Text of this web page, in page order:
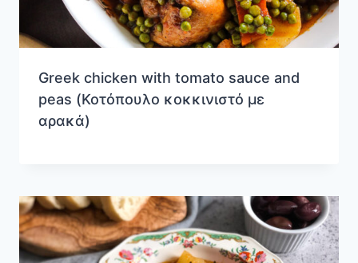
Greek chicken with tomato sauce and
peas (Κοτόπουλο κοκκινιστό με
αρακά)